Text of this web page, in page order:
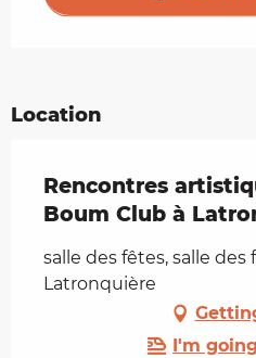
Location
Rencontres
Boum Club à
salle des fêtes, salle des
Latronquière
I'm